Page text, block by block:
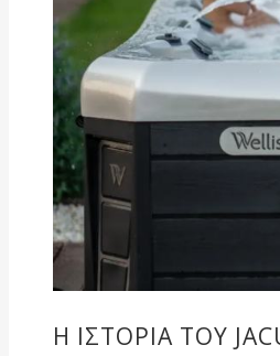
Η ΙΣΤΟΡΊΑ ΤΟΥ